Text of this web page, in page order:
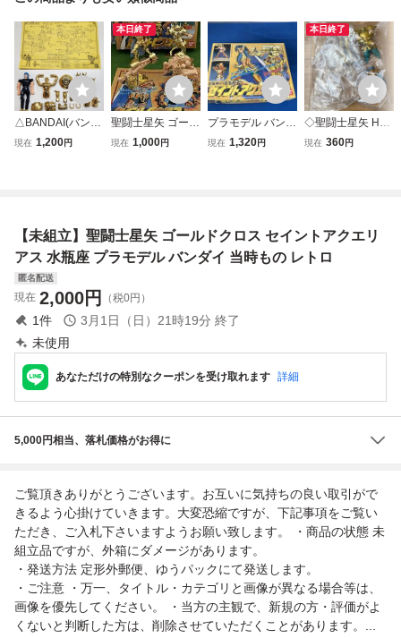
△BANDAI(バンダ
イ) 聖闘士星矢 聖
トロ 玩具 (14)
現在 1,200円
本日終了
聖闘士星矢 ゴール
ド 聖闘士ピスケス
現在 1,000円
プラモデル バンダ
イ セイントアクエ
現在 1,320円
本日終了
◇聖闘士星矢 HG
黄金聖衣 黄金聖闘
現在 360円
【未組立】聖闘士星矢 ゴールドクロス セイントアクエリ
アス 水瓶座 プラモデル バンダイ 当時もの レトロ
匿名配送
現在 2,000円 （税0円）
1件 3月1日（日）21時19分 終了
未使用
あなただけの特別なクーポンを受け取れます 詳細
5,000円相当、落札価格がお得に
ご覧頂きありがとうございます。お互いに気持ちの良い取引がで
きるよう心掛けていきます。大変恐縮ですが、下記事項をご覧い
ただき、ご入札下さいますようお願い致します。 ・商品の状態 未
組立品ですが、外箱にダメージがあります。
・発送方法 定形外郵便、ゆうパックにて発送します。
・ご注意 ・万一、タイトル・カテゴリと画像が異なる場合等は、
画像を優先してください。 ・当方の主観で、新規の方・評価がよ
くないと判断した方は、削除させていただくことがあります。...